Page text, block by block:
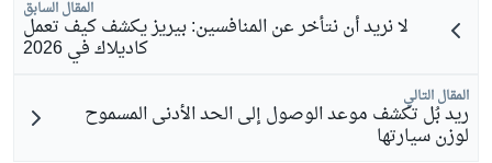
المقال السابق
لا نريد أن نتأخر عن المنافسين: بيريز يكشف كيف تعمل
كاديلاك في 2026
المقال التالي
ريد بُل تكشف موعد الوصول إلى الحد الأدنى المسموح
لوزن سيارتها